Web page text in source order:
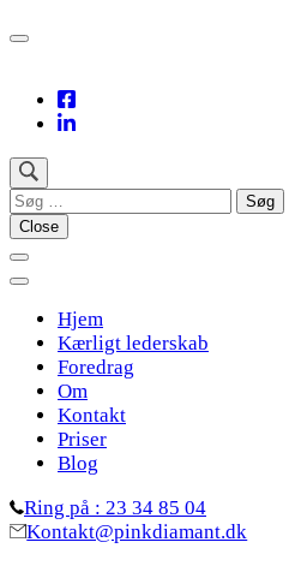
Søg
efter:
Close
Hjem
Kærligt lederskab
Foredrag
Om
Kontakt
Priser
Blog
Ring på : 23 34 85 04
Kontakt@pinkdiamant.dk